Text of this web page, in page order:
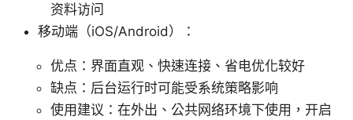
资料访问
移动端（iOS/Android）：
优点：界面直观、快速连接、省电优化较好
缺点：后台运行时可能受系统策略影响
使用建议：在外出、公共网络环境下使用，开启